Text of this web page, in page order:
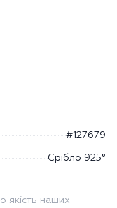
#127679
Срібло 925°
якість наших